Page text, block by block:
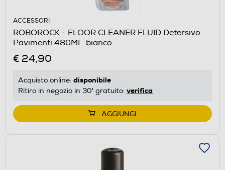
ACCESSORI
ROBOROCK - FLOOR CLEANER FLUID Detersivo
Pavimenti 480ML-bianco
€ 24,90
Acquisto online: disponibile
Ritiro in negozio in 30' gratuito: verifica
AGGIUNGI